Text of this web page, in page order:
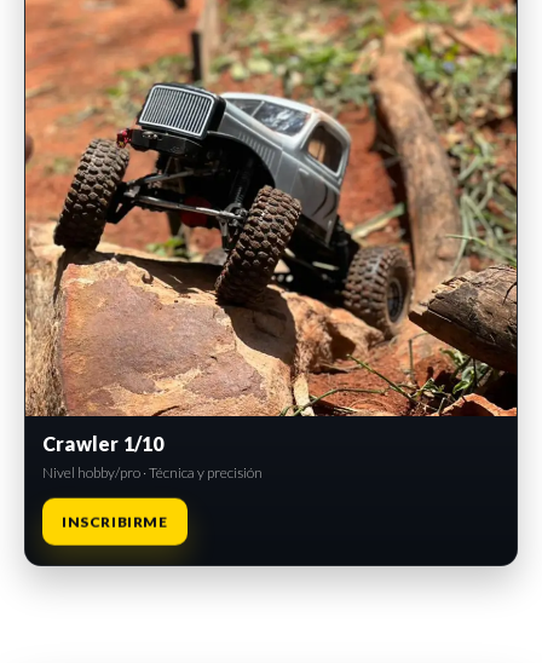
Crawler 1/10
Nivel hobby/pro · Técnica y precisión
INSCRIBIRME